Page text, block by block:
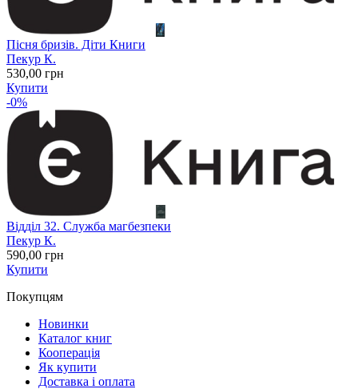
Пісня бризів. Діти Книги
Пекур К.
530,00 грн
Купити
-0%
Відділ 32. Служба магбезпеки
Пекур К.
590,00 грн
Купити
Покупцям
Новинки
Каталог книг
Кооперація
Як купити
Доставка і оплата